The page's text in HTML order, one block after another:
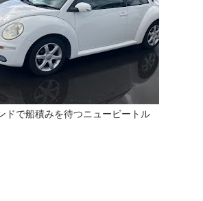
ドで船積みを待つニュービートル